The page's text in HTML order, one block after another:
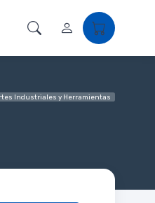
Industriales y Herramientas